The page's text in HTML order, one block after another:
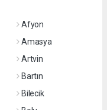
Afyon
Amasya
Artvin
Bartın
Bilecik